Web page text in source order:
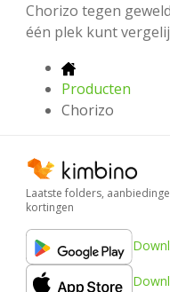
Chorizo tegen
één plek kunt
Producten
Chorizo
Laatste folders,
kortingen